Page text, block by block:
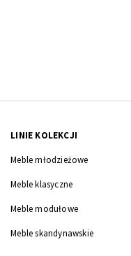
LINIE KOLEKCJI
Meble młodzieżowe
Meble klasyczne
Meble modułowe
Meble skandynawskie